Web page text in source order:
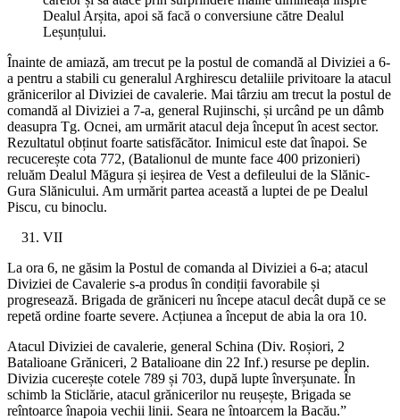
Dealul Arșita, apoi să facă o conversiune către Dealul
Leșunțului.
Înainte de amiază, am trecut pe la postul de comandă al Diviziei a 6-
a pentru a stabili cu generalul Arghirescu detaliile privitoare la atacul
grănicerilor al Diviziei de cavalerie. Mai târziu am trecut la postul de
comandă al Diviziei a 7-a, general Rujinschi, și urcând pe un dâmb
deasupra Tg. Ocnei, am urmărit atacul deja început în acest sector.
Rezultatul obținut foarte satisfăcător. Inimicul este dat înapoi. Se
recucerește cota 772, (Batalionul de munte face 400 prizonieri)
reluăm Dealul Măgura și ieșirea de Vest a defileului de la Slănic-
Gura Slănicului. Am urmărit partea această a luptei de pe Dealul
Piscu, cu binoclu.
VII
La ora 6, ne găsim la Postul de comanda al Diviziei a 6-a; atacul
Diviziei de Cavalerie s-a produs în condiții favorabile și
progresează. Brigada de grăniceri nu începe atacul decât după ce se
repetă ordine foarte severe. Acțiunea a început de abia la ora 10.
Atacul Diviziei de cavalerie, general Schina (Div. Roșiori, 2
Batalioane Grăniceri, 2 Batalioane din 22 Inf.) resurse pe deplin.
Divizia cucerește cotele 789 și 703, după lupte înverșunate. În
schimb la Sticlărie, atacul grănicerilor nu reușește, Brigada se
reîntoarce înapoia vechii linii. Seara ne întoarcem la Bacău.”